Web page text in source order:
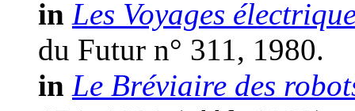
in Les Voyages
du Futur n° 311, 1980.
in Le Bréviaire des